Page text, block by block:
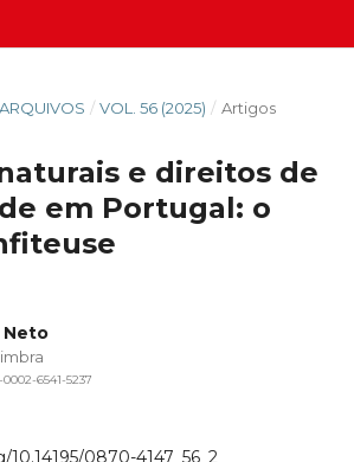
ARQUIVOS / VOL. 56 (2025) / Artigos
e direitos de
em Portugal: o
Neto
6541-5237
0870-4147_56_2